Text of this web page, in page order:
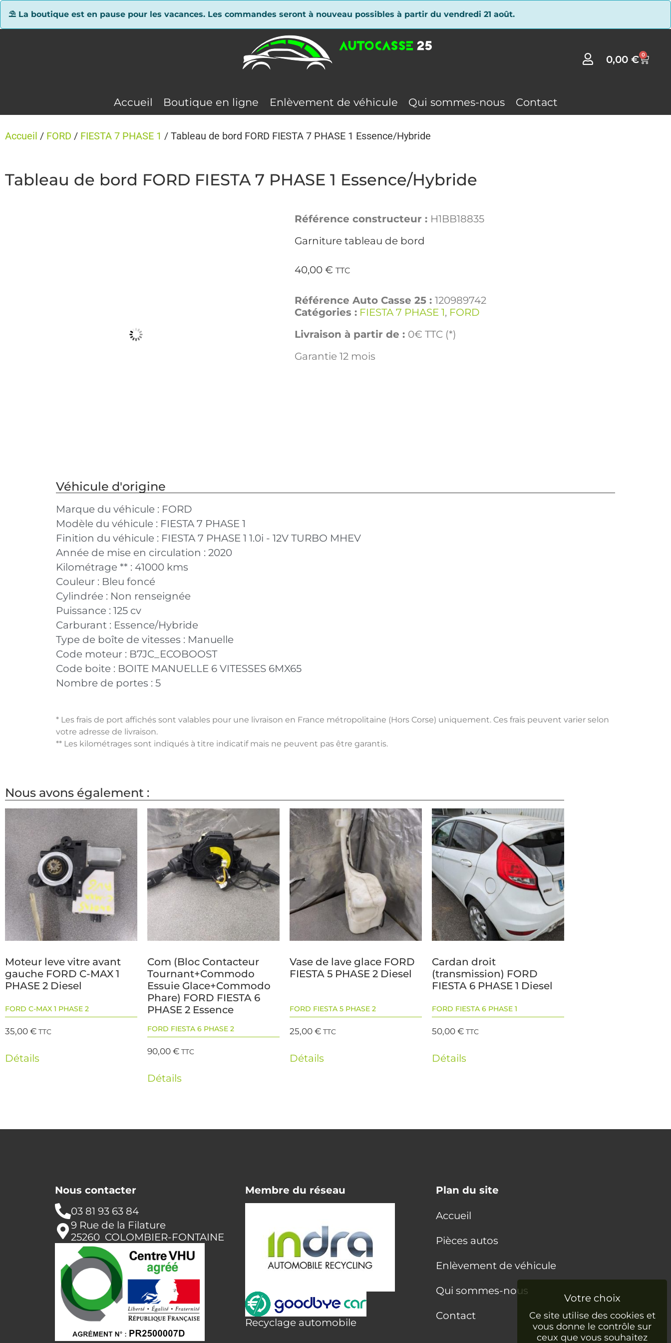
⛱ La boutique est en pause pour les vacances. Les commandes seront à nouveau possibles à partir du vendredi 21 août.
0,00€ 0
Accueil Boutique en ligne Enlèvement de véhicule Qui sommes-nous Contact
Accueil / FORD / FIESTA 7 PHASE 1 / Tableau de bord FORD FIESTA 7 PHASE 1 Essence/Hybride
Tableau de bord FORD FIESTA 7 PHASE 1 Essence/Hybride
Référence constructeur : H1BB18835
Garniture tableau de bord
40,00 € TTC
Référence Auto Casse 25 : 120989742
Catégories : FIESTA 7 PHASE 1, FORD
Livraison à partir de : 0€ TTC (*)
Garantie 12 mois
Véhicule d'origine
Marque du véhicule : FORD
Modèle du véhicule : FIESTA 7 PHASE 1
Finition du véhicule : FIESTA 7 PHASE 1 1.0i - 12V TURBO MHEV
Année de mise en circulation : 2020
Kilométrage ** : 41000 kms
Couleur : Bleu foncé
Cylindrée : Non renseignée
Puissance : 125 cv
Carburant : Essence/Hybride
Type de boîte de vitesses : Manuelle
Code moteur : B7JC_ECOBOOST
Code boite : BOITE MANUELLE 6 VITESSES 6MX65
Nombre de portes : 5
* Les frais de port affichés sont valables pour une livraison en France métropolitaine (Hors Corse) uniquement. Ces frais peuvent varier selon
votre adresse de livraison.
** Les kilométrages sont indiqués à titre indicatif mais ne peuvent pas être garantis.
Nous avons également :
Moteur leve vitre avant
gauche FORD C-MAX 1
PHASE 2 Diesel
FORD C-MAX 1 PHASE 2
35,00€ TTC
Détails
Com (Bloc Contacteur
Tournant+Commodo
Essuie Glace+Commodo
Phare) FORD FIESTA 6
PHASE 2 Essence
FORD FIESTA 6 PHASE 2
90,00€ TTC
Détails
Vase de lave glace FORD
FIESTA 5 PHASE 2 Diesel
FORD FIESTA 5 PHASE 2
25,00€ TTC
Détails
Cardan droit
(transmission) FORD
FIESTA 6 PHASE 1 Diesel
FORD FIESTA 6 PHASE 1
50,00€ TTC
Détails
Nous contacter
03 81 93 63 84
9 Rue de la Filature
25260 COLOMBIER-FONTAINE
Membre du réseau
Recyclage automobile
Plan du site
Accueil
Pièces autos
Enlèvement de véhicule
Qui sommes-nous
Contact
Panneau de gestion des cookies
Ce site utilise des cookies et
vous donne le contrôle sur
ceux que vous souhaitez